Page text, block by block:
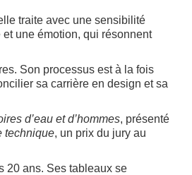
traite avec une sensibilité
une émotion, qui résonnent
Son processus est à la fois
sa carrière en design et sa
d’eau et d’hommes, présenté
technique, un prix du jury au
20 ans. Ses tableaux se